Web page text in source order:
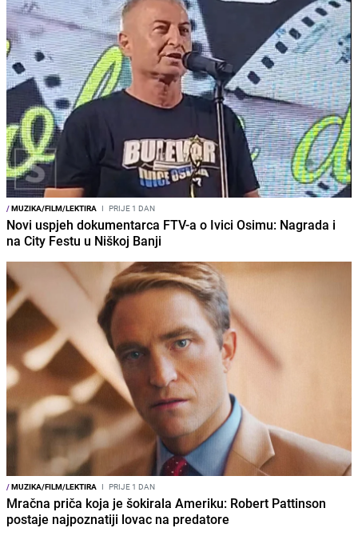
/MUZIKA/FILM/LEKTIRA I PRIJE 1 DAN
Novi uspjeh dokumentarca FTV-a o Ivici Osimu: Nagrada i
na City Festu u Niškoj Banji
/MUZIKA/FILM/LEKTIRA I PRIJE 1 DAN
Mračna priča koja je šokirala Ameriku: Robert Pattinson
postaje najpoznatiji lovac na predatore